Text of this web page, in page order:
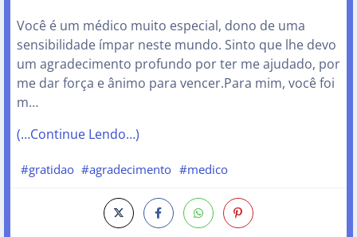
Você é um médico muito especial, dono de uma
sensibilidade ímpar neste mundo. Sinto que lhe devo
um agradecimento profundo por ter me ajudado, por
me dar força e ânimo para vencer.Para mim, você foi
m…
(…Continue Lendo…)
#gratidao #agradecimento #medico